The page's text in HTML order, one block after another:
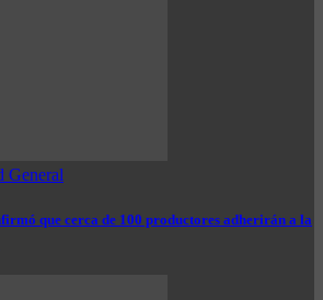
General
que cerca de 100 productores adherirán a la